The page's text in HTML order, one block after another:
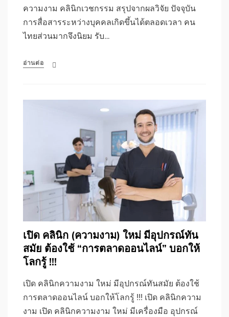
ความงาม คลินิกเวชกรรม สรุปจากผลวิจัย ปัจจุบัน
การสื่อสารระหว่างบุคคลเกิดขึ้นได้ตลอดเวลา คน
ไทยส่วนมากจึงนิยม รับ…
อ่านต่อ
เปิด คลินิก (ความงาม) ใหม่ มีอุปกรณ์ทัน
สมัย ต้องใช้ “การตลาดออนไลน์” บอกให้
โลกรู้ !!!
เปิด คลินิกความงาม ใหม่ มีอุปกรณ์ทันสมัย ต้องใช้
การตลาดออนไลน์ บอกให้โลกรู้ !!! เปิด คลินิกความ
งาม เปิด คลินิกความงาม ใหม่ มีเครื่องมือ อุปกรณ์